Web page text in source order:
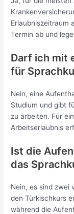
Erlaubniszeitraum
Termin ab und
Darf ich mit
für
Nein, eine
Studium und gibt
zu arbeiten. Für
Arbeitserlaubnis
Ist die
das
Nein, es sind zwei
den Türkischkurs
während die